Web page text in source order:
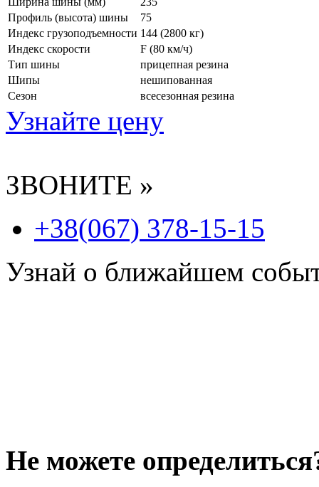
Профиль (высота) шины
75
Индекс грузоподъемности 144 (2800 кг)
Индекс скорости
F (80 км/ч)
Тип шины
прицепная резина
Шипы
нешипованная
Сезон
всесезонная резина
Узнайте цену
ЗВОНИТЕ »
+38(067) 378-15-15
Узнай о ближайшем
Не можете